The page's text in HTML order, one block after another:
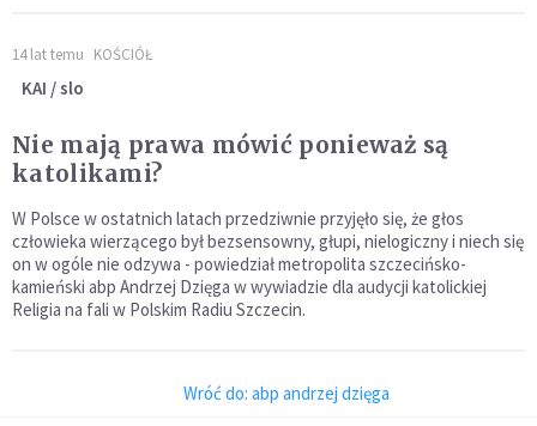
14 lat temu KOŚCIÓŁ
KAI / slo
Nie mają prawa mówić ponieważ są
katolikami?
W Polsce w ostatnich latach przedziwnie przyjęło się, że głos
człowieka wierzącego był bezsensowny, głupi, nielogiczny i niech się
on w ogóle nie odzywa - powiedział metropolita szczecińsko-
kamieński abp Andrzej Dzięga w wywiadzie dla audycji katolickiej
Religia na fali w Polskim Radiu Szczecin.
Wróć do: abp andrzej dzięga